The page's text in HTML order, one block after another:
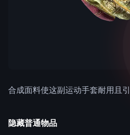
合成面料使这副运动手套耐用且
隐藏普通物品